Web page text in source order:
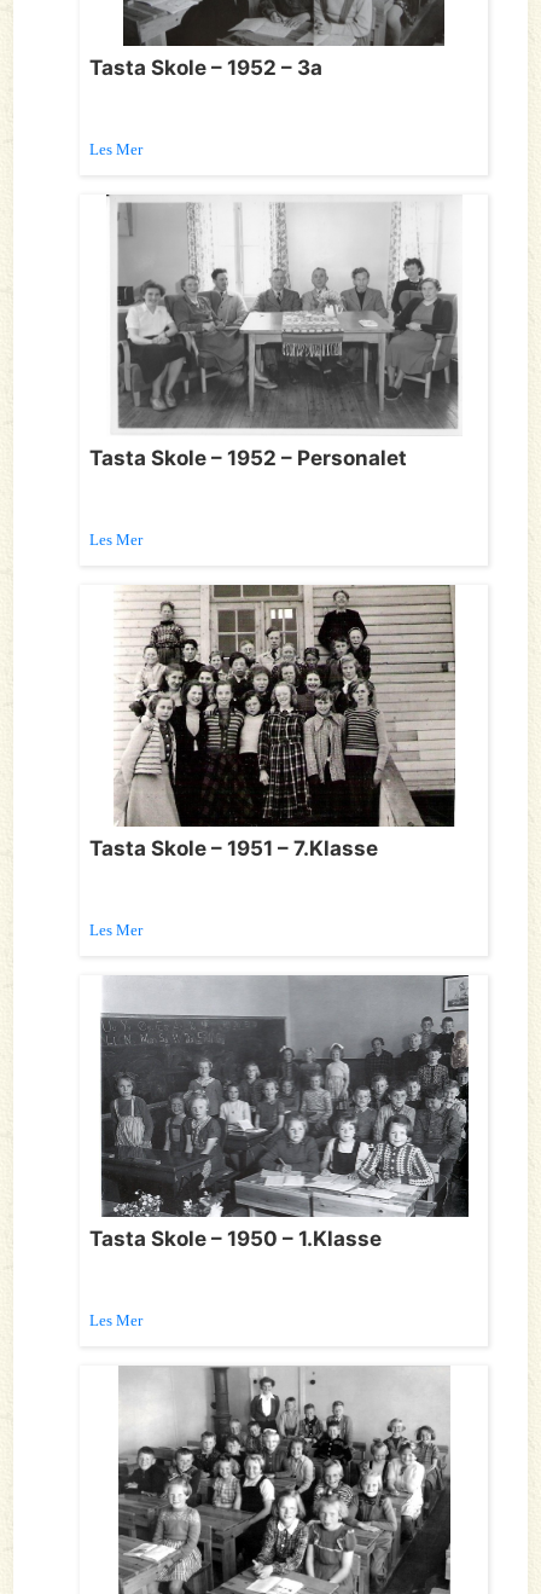
Tasta Skole – 1952 – 3a
Les Mer
Tasta Skole – 1952 – Personalet
Les Mer
Tasta Skole – 1951 – 7.Klasse
Les Mer
Tasta Skole – 1950 – 1.Klasse
Les Mer